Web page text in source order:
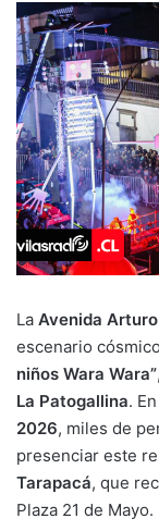
La Avenida
escenario
niños Wara Wara”
La Patogallina.
2026, miles de
presenciar este
Tarapacá, que
Plaza 21 de Mayo.